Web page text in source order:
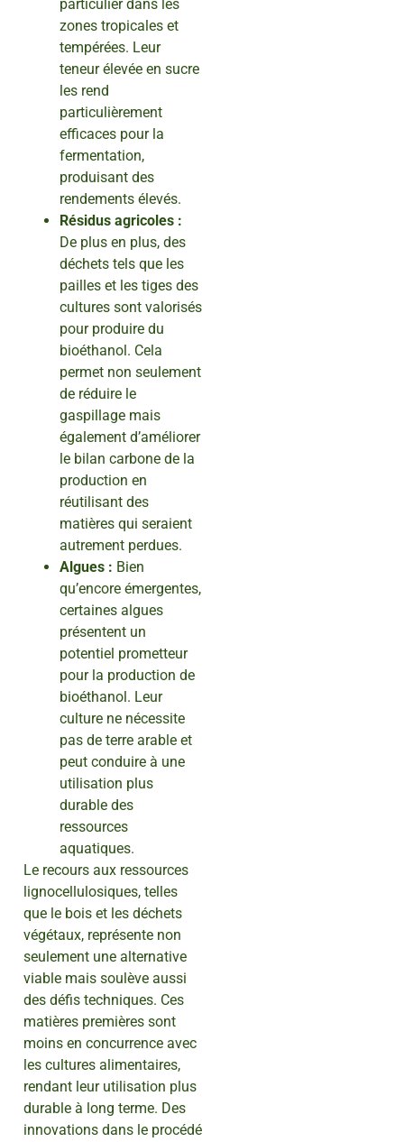
particulier dans les
zones tropicales et
tempérées. Leur
teneur élevée en sucre
les rend
particulièrement
efficaces pour la
fermentation,
produisant des
rendements élevés.
Résidus agricoles :
De plus en plus, des
déchets tels que les
pailles et les tiges des
cultures sont valorisés
pour produire du
bioéthanol. Cela
permet non seulement
de réduire le
gaspillage mais
également d’améliorer
le bilan carbone de la
production en
réutilisant des
matières qui seraient
autrement perdues.
Algues : Bien
qu’encore émergentes,
certaines algues
présentent un
potentiel prometteur
pour la production de
bioéthanol. Leur
culture ne nécessite
pas de terre arable et
peut conduire à une
utilisation plus
durable des
ressources
aquatiques.
Le recours aux ressources
lignocellulosiques, telles
que le bois et les déchets
végétaux, représente non
seulement une alternative
viable mais soulève aussi
des défis techniques. Ces
matières premières sont
moins en concurrence avec
les cultures alimentaires,
rendant leur utilisation plus
durable à long terme. Des
innovations dans le procédé